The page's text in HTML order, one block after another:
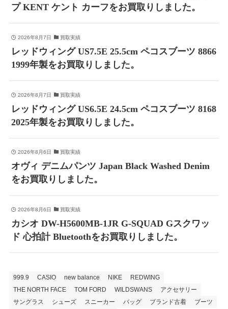
プ KENT ケント カーフをお買取りしました。
2026年8月7日 買取実績
レッドウィング US7.5E 25.5cm ペコスブーツ 8866
1999年製をお買取りしました。
2026年8月7日 買取実績
レッドウィング US6.5E 24.5cm ペコスブーツ 8168
2025年製をお買取りしました。
2026年8月6日 買取実績
オヴィ デニムパンツ Japan Black Washed Denim
をお買取りしました。
2026年8月6日 買取実績
カシオ DW-H5600MB-1JR G-SQUAD Gスクワッ
ド 心拍計 Bluetoothをお買取りしました。
999.9 CASIO new balance NIKE
REDWING
THE NORTH FACE
TOM FORD WILDSWANS
アクセサリー
サングラス
シューズ スニーカー バッグ ブランド古着
ブーツ